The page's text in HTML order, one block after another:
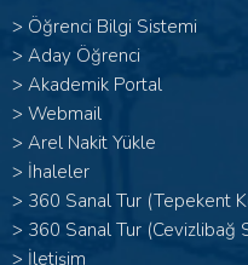
> Öğrenci Bilgi Sistemi
> Aday Öğrenci
> Akademik Portal
> Webmail
> Arel Nakit Yükle
> İhaleler
> 360 Sanal Tur (Tepekent
> 360 Sanal Tur (Cevizlibağ
> İletişim